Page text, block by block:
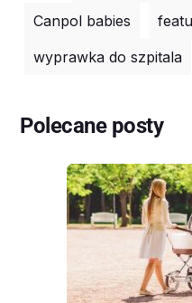
Canpol babies
wyprawka do szpitala
Polecane posty